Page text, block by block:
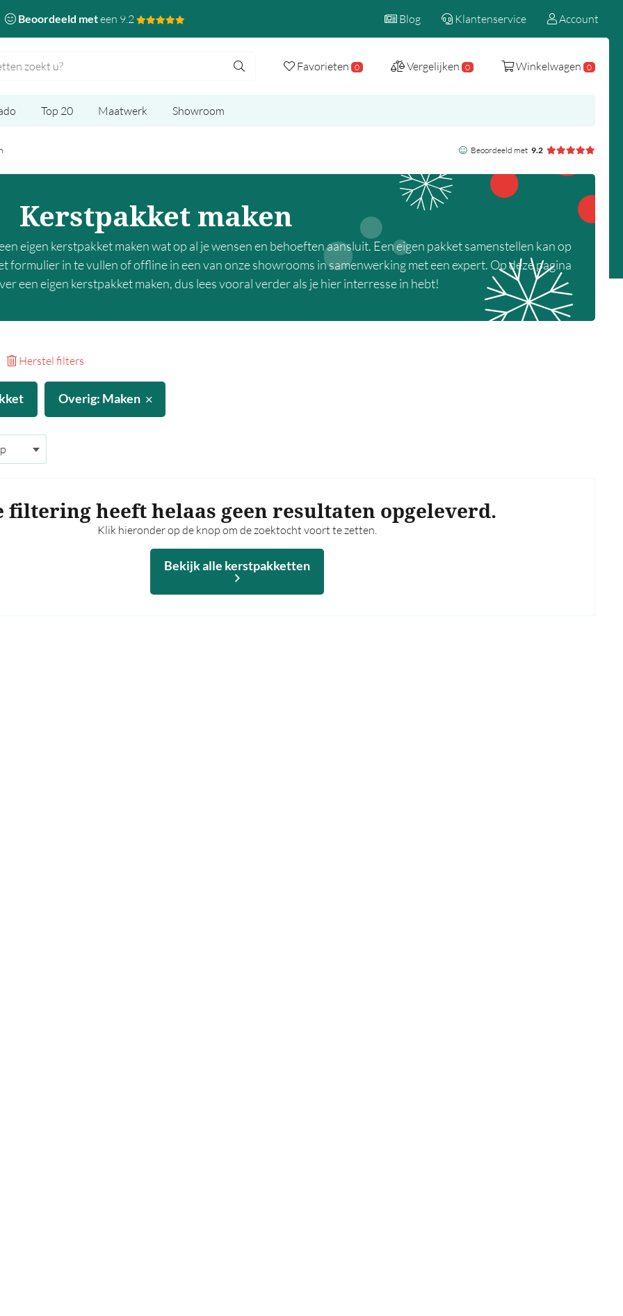
Beoordeeld meteen 9.2 Blog Klantenservice Account
Favorieten 0 Vergelijken 0 Winkelwagen 0
Top 20 Maatwerk Showroom
Beoordeeld met 9.2
Kerstpakket maken
eigen kerstpakket maken wat op al je wensen en behoeften aansluit. Een eigen pakket samenstellen kan op
formulier in te vullen of offline in een van onze showrooms in samenwerking met een expert. Op deze pagina
een eigen kerstpakket maken, dus lees vooral verder als je hier interresse in hebt!
Herstel filters
Overig: Maken
filtering heeft helaas geen resultaten opgeleverd.
Klik hieronder op de knop om de zoektocht voort te zetten.
Bekijk alle kerstpakketten